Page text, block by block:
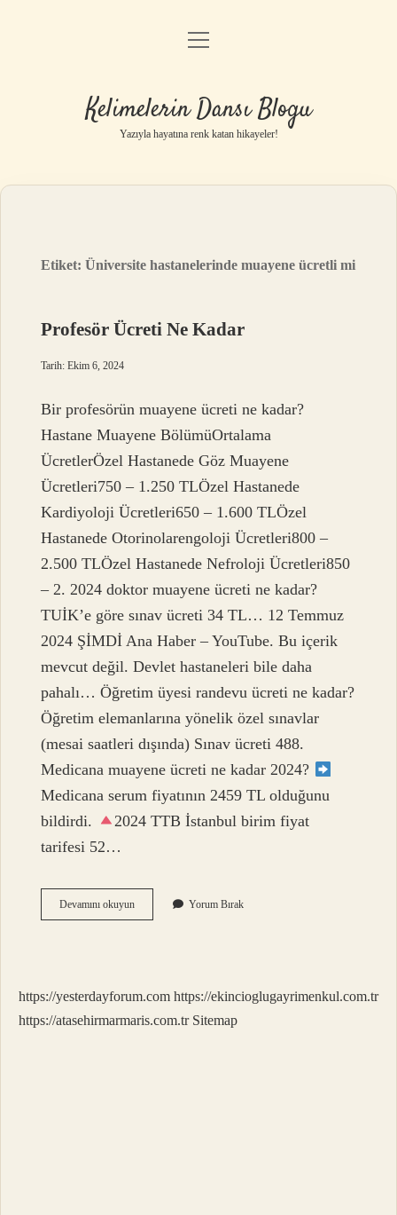
Anasayfa
Yasal Uyarı
menüyü
Kelimelerin Dansı Blogu
Yazıyla hayatına renk katan hikayeler!
Etiket:Üniversite hastanelerinde muayene ücretli mi
Profesör Ücreti Ne Kadar
Tarih: Ekim 6, 2024
Bir profesörün muayene ücreti ne kadar?
Hastane Muayene BölümüOrtalama
ÜcretlerÖzel Hastanede Göz Muayene
Ücretleri750 – 1.250 TLÖzel Hastanede
Kardiyoloji Ücretleri650 – 1.600 TLÖzel
Hastanede Otorinolarengoloji Ücretleri800 –
2.500 TLÖzel Hastanede Nefroloji Ücretleri850
– 2. 2024 doktor muayene ücreti ne kadar?
TUİK’e göre sınav ücreti 34 TL… 12 Temmuz
2024 ŞİMDİ Ana Haber – YouTube. Bu içerik
mevcut değil. Devlet hastaneleri bile daha
pahalı… Öğretim üyesi randevu ücreti ne kadar?
Öğretim elemanlarına yönelik özel sınavlar
(mesai saatleri dışında) Sınav ücreti 488.
Medicana muayene ücreti ne kadar 2024?
Medicana serum fiyatının 2459 TL olduğunu
bildirdi.
2024 TTB İstanbul birim fiyat
tarifesi 52…
Devamını okuyunProfesör
Ücreti
Yorum Bırak
https://yesterdayforum.com https://ekincioglugayrimenkul.com.tr
https://atasehirmarmaris.com.tr Sitemap